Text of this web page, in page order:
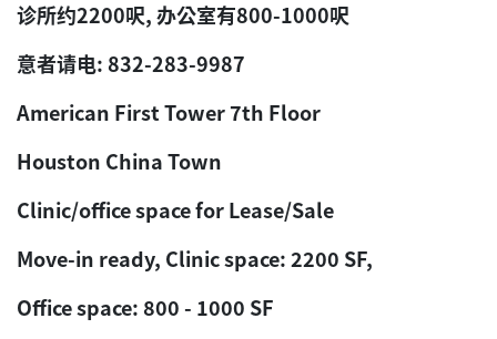
诊所约2200呎, 办公室有800-1000呎
意者请电: 832-283-9987
American First Tower 7th Floor
Houston China Town
Clinic/office space for Lease/Sale
Move-in ready, Clinic space: 2200 SF,
Office space: 800 - 1000 SF